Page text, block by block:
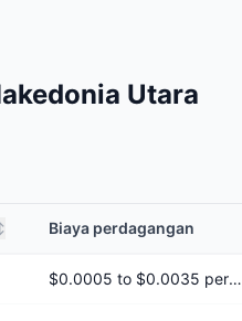
Utara
Biaya perdagangan
$0.0005 to $0.0035 per share